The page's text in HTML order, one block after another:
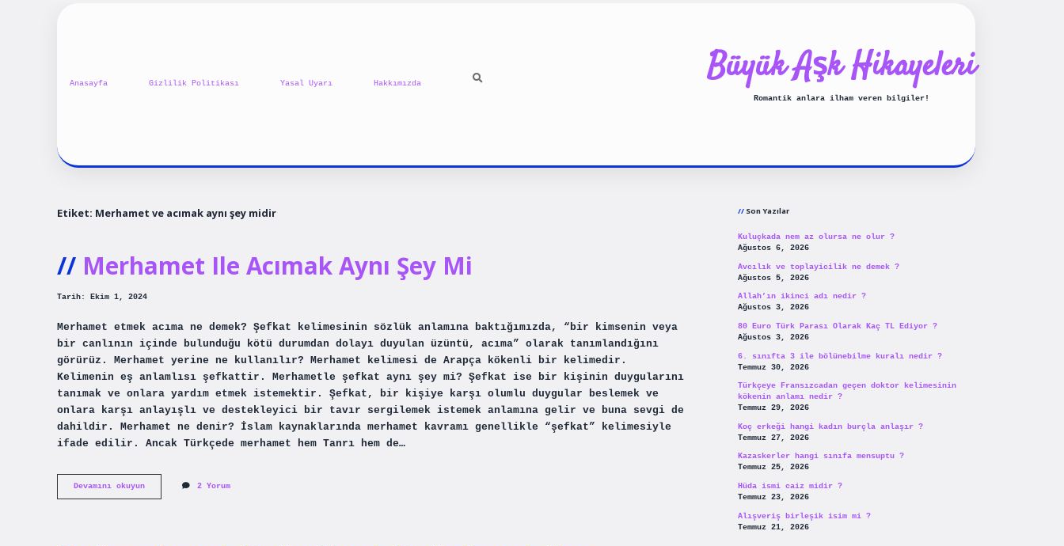
Anasayfa Gizlilik Politikası Yasal Uyarı Hakkımızda Büyük Aşk Hikayeleri
Romantik anlara ilham veren bilgiler!
Etiket: Merhamet ve acımak aynı şey midir
Merhamet Ile Acımak Aynı Şey Mi
Tarih: Ekim 1, 2024
Merhamet etmek acıma ne demek? Şefkat kelimesinin sözlük anlamına baktığımızda, “bir kimsenin veya
bir canlının içinde bulunduğu kötü durumdan dolayı duyulan üzüntü, acıma” olarak tanımlandığını
görürüz. Merhamet yerine ne kullanılır? Merhamet kelimesi de Arapça kökenli bir kelimedir.
Kelimenin eş anlamlısı şefkattir. Merhametle şefkat aynı şey mi? Şefkat ise bir kişinin duygularını
tanımak ve onlara yardım etmek istemektir. Şefkat, bir kişiye karşı olumlu duygular beslemek ve
onlara karşı anlayışlı ve destekleyici bir tavır sergilemek istemek anlamına gelir ve buna sevgi de
dahildir. Merhamet ne denir? İslam kaynaklarında merhamet kavramı genellikle “şefkat” kelimesiyle
ifade edilir. Ancak Türkçede merhamet hem Tanrı hem de…
Devamını okuyunMerhamet
Ile
2 Yorum
Son Yazılar
Kuluçkada nem az olursa ne olur ?
Ağustos 6, 2026
Avcılık ve toplayicilik ne demek ?
Ağustos 5, 2026
Allah’ın ikinci adı nedir ?
Ağustos 3, 2026
80 Euro Türk Parası Olarak Kaç TL Ediyor ?
Ağustos 3, 2026
6. sınıfta 3 ile bölünebilme kuralı nedir ?
Temmuz 30, 2026
Türkçeye Fransızcadan geçen doktor kelimesinin
kökenin anlamı nedir ?
Temmuz 29, 2026
Koç erkeği hangi kadın burçla anlaşır ?
Temmuz 27, 2026
Kazaskerler hangi sınıfa mensuptu ?
Temmuz 25, 2026
Hüda ismi caiz midir ?
Temmuz 23, 2026
Alışveriş birleşik isim mi ?
Temmuz 21, 2026